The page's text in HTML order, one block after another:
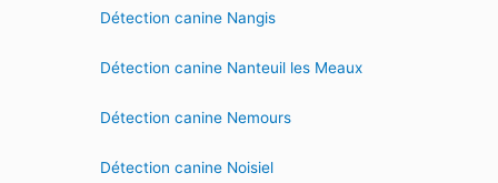
Détection canine Nangis
Détection canine Nanteuil les Meaux
Détection canine Nemours
Détection canine Noisiel